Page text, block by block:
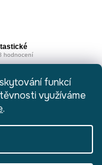
funkcí
využíváme
.